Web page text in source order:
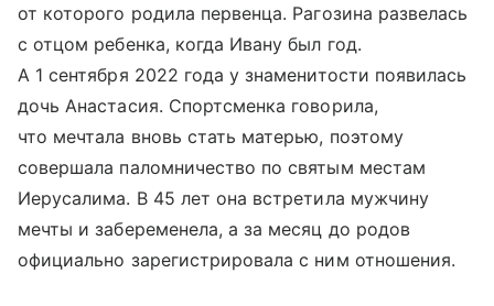
от которого родила первенца. Рагозина развелась
с отцом ребенка, когда Ивану был год.
А 1 сентября 2022 года у знаменитости появилась
дочь Анастасия. Спортсменка говорила,
что мечтала вновь стать матерью, поэтому
совершала паломничество по святым местам
Иерусалима. В 45 лет она встретила мужчину
мечты и забеременела, а за месяц до родов
официально зарегистрировала с ним отношения.